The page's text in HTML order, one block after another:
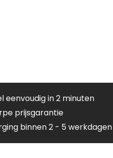
eenvoudig in 2 minuten
prijsgarantie
binnen 2 - 5 werkdagen